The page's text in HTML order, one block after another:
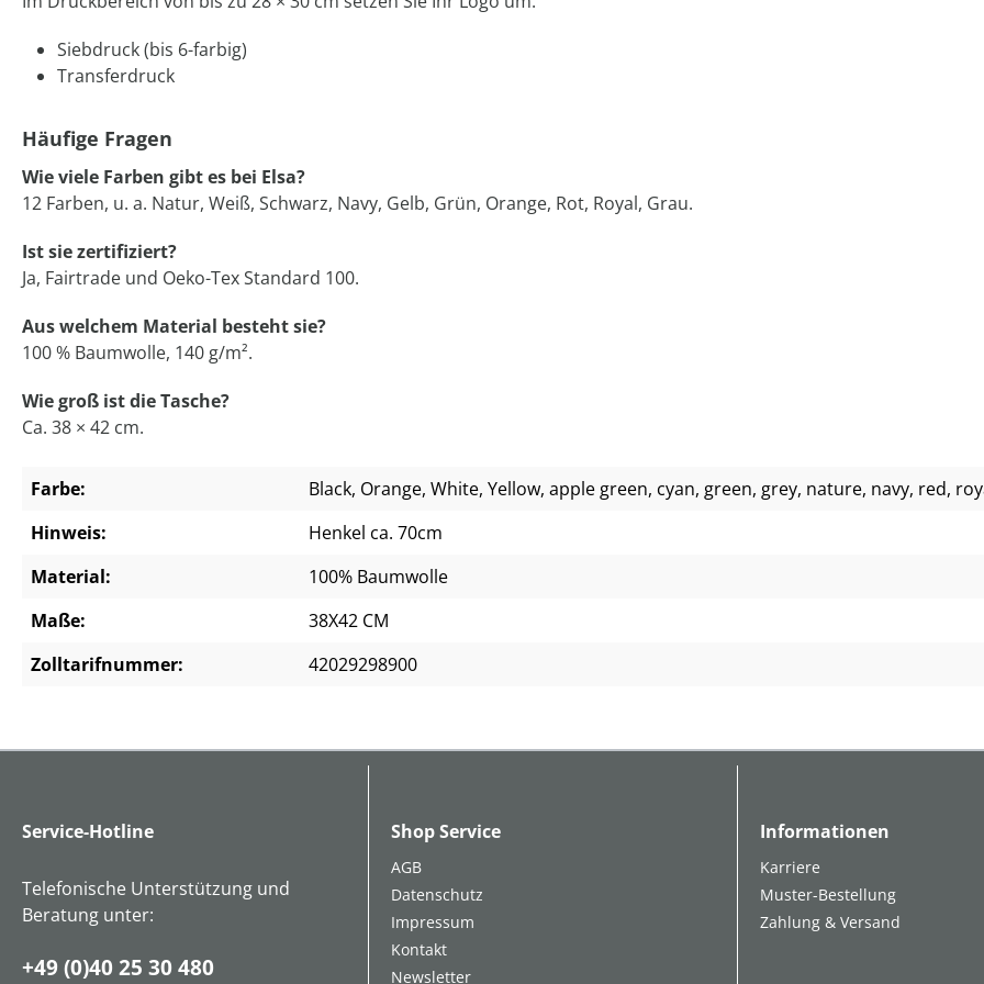
Siebdruck (bis 6-farbig)
Transferdruck
Häufige Fragen
Wie viele Farben gibt es bei Elsa?
12 Farben, u. a. Natur, Weiß, Schwarz, Navy, Gelb, Grün, Orange, Rot, Royal, Grau.
Ist sie zertifiziert?
Ja, Fairtrade und Oeko-Tex Standard 100.
Aus welchem Material besteht sie?
100 % Baumwolle, 140 g/m².
Wie groß ist die Tasche?
Ca. 38 × 42 cm.
Farbe: Black, Orange, White, Yellow, apple green, cyan, green, grey, nature, navy, red,
Hinweis:
Henkel ca. 70cm
Material:
100% Baumwolle
Maße:
38X42 CM
Zolltarifnummer:
42029298900
Service-Hotline
Telefonische Unterstützung und
Beratung unter:
+49 (0)40 25 30 480
Shop Service
AGB
Datenschutz
Impressum
Kontakt
Newsletter
Informationen
Karriere
Muster-Bestellung
Zahlung & Versand